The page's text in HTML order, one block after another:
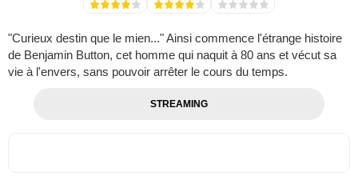
"Curieux destin que le mien..." Ainsi commence l'étrange histoire
de Benjamin Button, cet homme qui naquit à 80 ans et vécut sa
vie à l'envers, sans pouvoir arrêter le cours du temps.
STREAMING